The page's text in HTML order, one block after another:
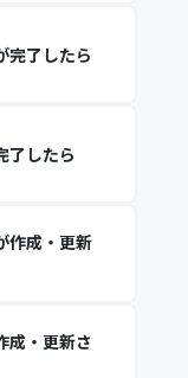
完了したら
了したら
作成・更新
成・更新さ